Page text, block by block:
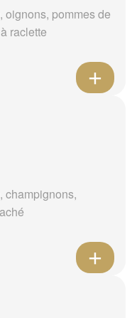
oignons, pommes de
raclette
champignons,